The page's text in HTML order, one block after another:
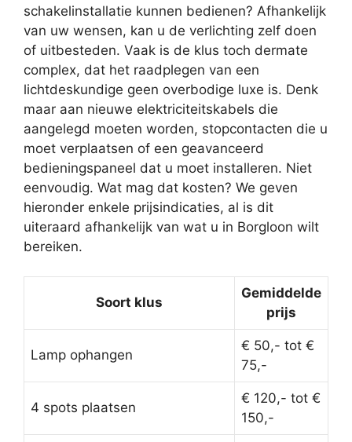
schakelinstallatie kunnen bedienen? Afhankelijk
van uw wensen, kan u de verlichting zelf doen
of uitbesteden. Vaak is de klus toch dermate
complex, dat het raadplegen van een
lichtdeskundige geen overbodige luxe is. Denk
maar aan nieuwe elektriciteitskabels die
aangelegd moeten worden, stopcontacten die u
moet verplaatsen of een geavanceerd
bedieningspaneel dat u moet installeren. Niet
eenvoudig. Wat mag dat kosten? We geven
hieronder enkele prijsindicaties, al is dit
uiteraard afhankelijk van wat u in Borgloon wilt
bereiken.
Soort klus
Gemiddelde
prijs
Lamp ophangen
€ 50,- tot €
75,-
4 spots plaatsen
€ 120,- tot €
150,-